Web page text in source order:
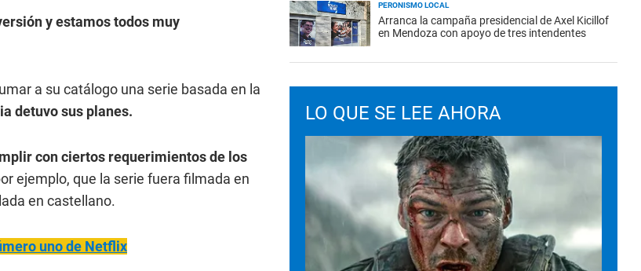
y estamos todos muy
a su catálogo una serie basada en la
detuvo sus planes.
con ciertos requerimientos de los
ejemplo, que la serie fuera filmada en
en castellano.
uno de Netflix
PERONISMO LOCAL
Arranca la campaña presidencial de Axel Kicillof
en Mendoza con apoyo de tres intendentes
LO QUE SE LEE AHORA